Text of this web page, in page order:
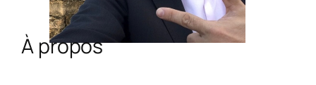
À propos